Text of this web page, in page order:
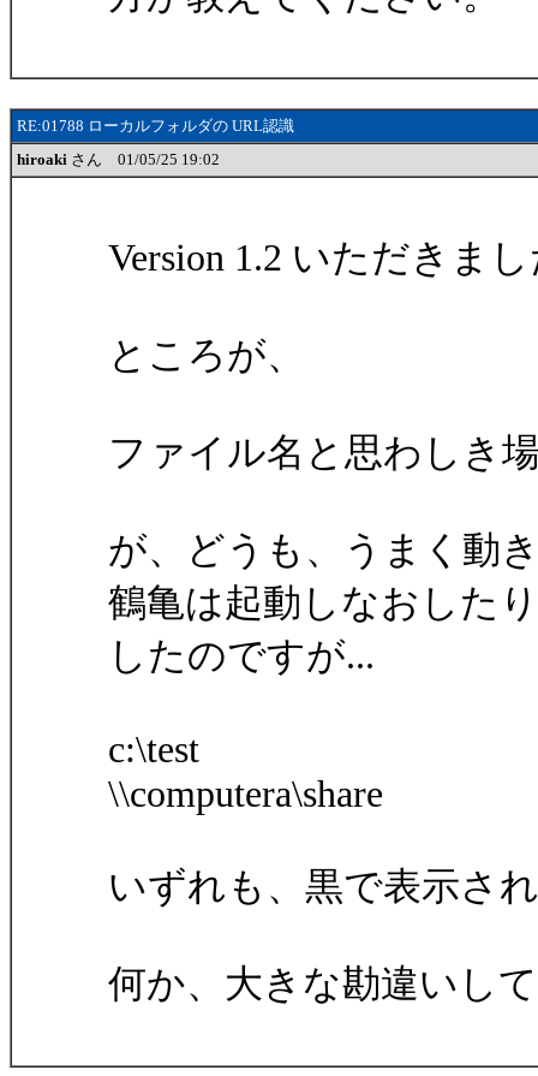
RE:01788 ローカルフォルダの URL認識
hiroaki さん 01/05/25 19:02
Version 1.2 いただきま
ところが、
ファイル名と思わしき
が、どうも、うまく動
鶴亀は起動しなおした
したのですが...
c:\test
\\computera\share
いずれも、黒で表示さ
何か、大きな勘違いし